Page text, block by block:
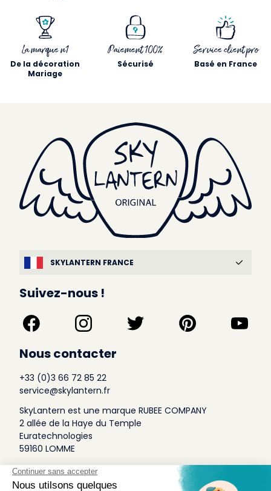
La marque n1
De la décoration
Mariage
Paiement 100%
Sécurisé
Service client pro
Basé en France
SKYLANTERN FRANCE
Suivez-nous !
Nous contacter
+33 (0)3 66 72 85 22
service@skylantern.fr
SkyLantern est une marque RUBEE COMPANY
2 allée de la Haye du Temple
Euratechnologies
59160 LOMME
A Propos